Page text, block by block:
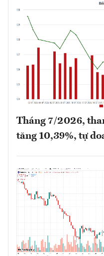
Tháng 7/2026,
tăng 10,39%, tự